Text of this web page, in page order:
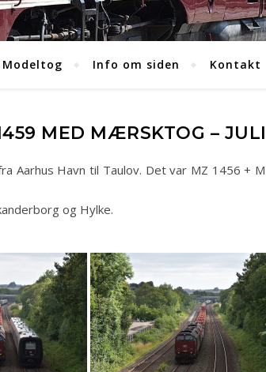
Modeltog Info om siden Kontakt
MED MÆRSKTOG –
Aarhus Havn til Taulov. Det var MZ 1456 +
og Hylke.